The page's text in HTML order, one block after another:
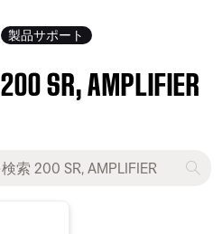
製品サポート
200 SR, AMPLIFIER